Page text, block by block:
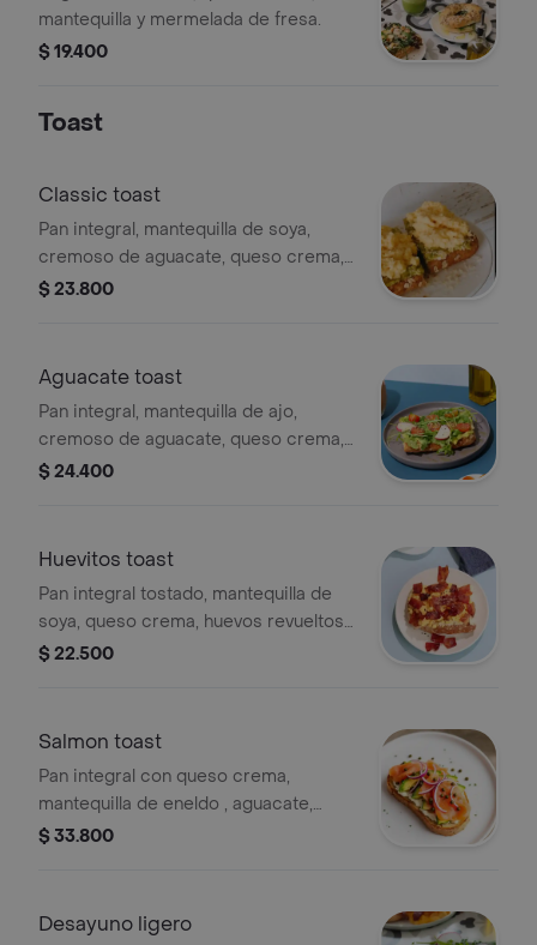
mantequilla y mermelada de fresa.
$ 19.400
Toast
Classic toast
Pan integral, mantequilla de soya,
cremoso de aguacate, queso crema,
huevos revueltos y queso parmesano
$ 23.800
Aguacate toast
Pan integral, mantequilla de ajo,
cremoso de aguacate, queso crema,
tomates cherry, rugula baby, rabano, y
$ 24.400
Huevitos toast
Pan integral tostado, mantequilla de
soya, queso crema, huevos revueltos
y tocineta, con queso parmesano
$ 22.500
Salmon toast
Pan integral con queso crema,
mantequilla de eneldo , aguacate,
salmon ahumado, cebolla morada
$ 33.800
Desayuno ligero